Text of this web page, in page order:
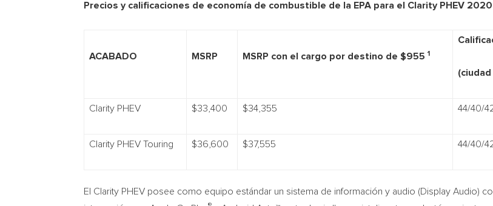
Precios y calificaciones de economía de combustible de la EPA para el Clarity PHEV 2020
ACABADO MSRP MSRP con el cargo por destino de $955 1
Clarity PHEV $33,400 $34,355 44/40/
Clarity PHEV Touring $36,600 $37,555 44/40/
El Clarity PHEV posee como equipo estándar un sistema de información y audio (Display Audio)